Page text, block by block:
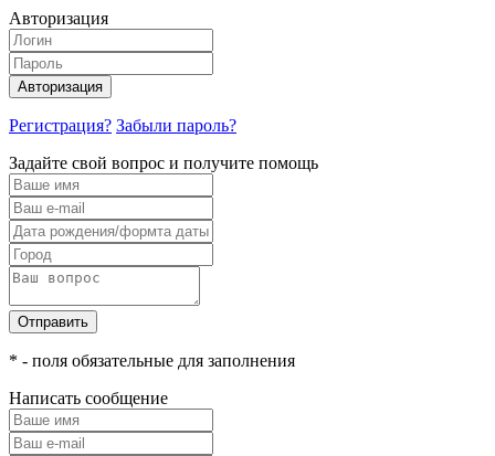
Авторизация
Авторизация
Регистрация? Забыли пароль?
Задайте свой вопрос и получите помощь
Отправить
* - поля обязательные для заполнения
Написать сообщение